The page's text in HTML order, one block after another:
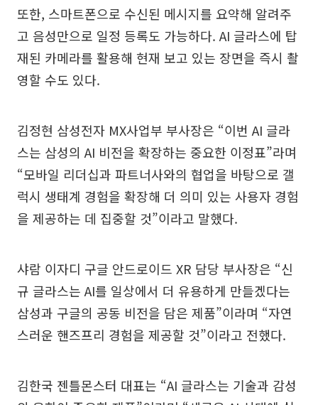
또한, 스마트폰으로 수신된 메시지를 요약해 알려주
고 음성만으로 일정 등록도 가능하다. AI 글라스에 탑
재된 카메라를 활용해 현재 보고 있는 장면을 즉시 촬
영할 수도 있다.
김정현 삼성전자 MX사업부 부사장은 “이번 AI 글라
스는 삼성의 AI 비전을 확장하는 중요한 이정표”라며
“모바일 리더십과 파트너사와의 협업을 바탕으로 갤
럭시 생태계 경험을 확장해 더 의미 있는 사용자 경험
을 제공하는 데 집중할 것”이라고 말했다.
샤람 이자디 구글 안드로이드 XR 담당 부사장은 “신
규 글라스는 AI를 일상에서 더 유용하게 만들겠다는
삼성과 구글의 공동 비전을 담은 제품”이라며 “자연
스러운 핸즈프리 경험을 제공할 것”이라고 전했다.
김한국 젠틀몬스터 대표는 “AI 글라스는 기술과 감성